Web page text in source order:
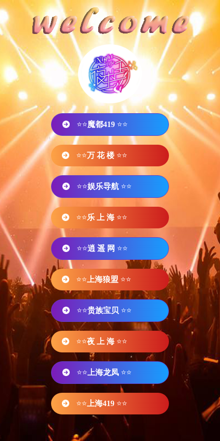
⭐⭐魔都419 ⭐⭐
⭐⭐万 花 楼 ⭐⭐
⭐⭐娱乐导航 ⭐⭐
⭐⭐乐 上 海 ⭐⭐
⭐⭐逍 遥 网 ⭐⭐
⭐⭐ 上海狼盟 ⭐⭐
⭐⭐贵族宝贝 ⭐⭐
⭐⭐夜 上 海 ⭐⭐
⭐⭐ 上海龙凤 ⭐⭐
⭐⭐ 上海419 ⭐⭐